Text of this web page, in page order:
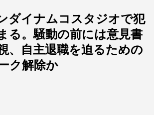
ダイナムコスタジオで犯
る。騒動の前には意見書
、自主退職を迫るための
ク解除か